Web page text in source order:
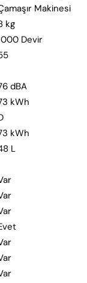
Makinesi
kg
Devir
dBA
kWh
kWh
L